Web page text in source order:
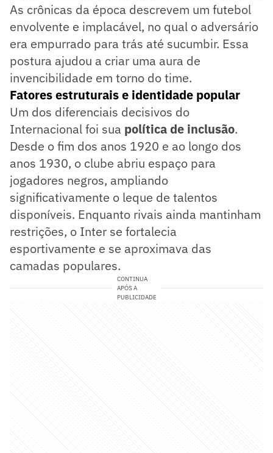
As crônicas da época descrevem um futebol
envolvente e implacável, no qual o adversário
era empurrado para trás até sucumbir. Essa
postura ajudou a criar uma aura de
invencibilidade em torno do time.
Fatores estruturais e identidade popular
Um dos diferenciais decisivos do
Internacional foi sua política de inclusão.
Desde o fim dos anos 1920 e ao longo dos
anos 1930, o clube abriu espaço para
jogadores negros, ampliando
significativamente o leque de talentos
disponíveis. Enquanto rivais ainda mantinham
restrições, o Inter se fortalecia
esportivamente e se aproximava das
camadas populares.
CONTINUA
APÓS A
PUBLICIDADE